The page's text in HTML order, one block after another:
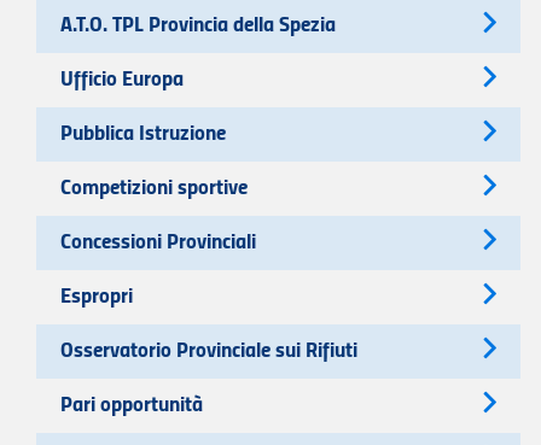
A.T.O. TPL Provincia della Spezia
Ufficio Europa
Pubblica Istruzione
Competizioni sportive
Concessioni Provinciali
Espropri
Osservatorio Provinciale sui Rifiuti
Pari opportunità